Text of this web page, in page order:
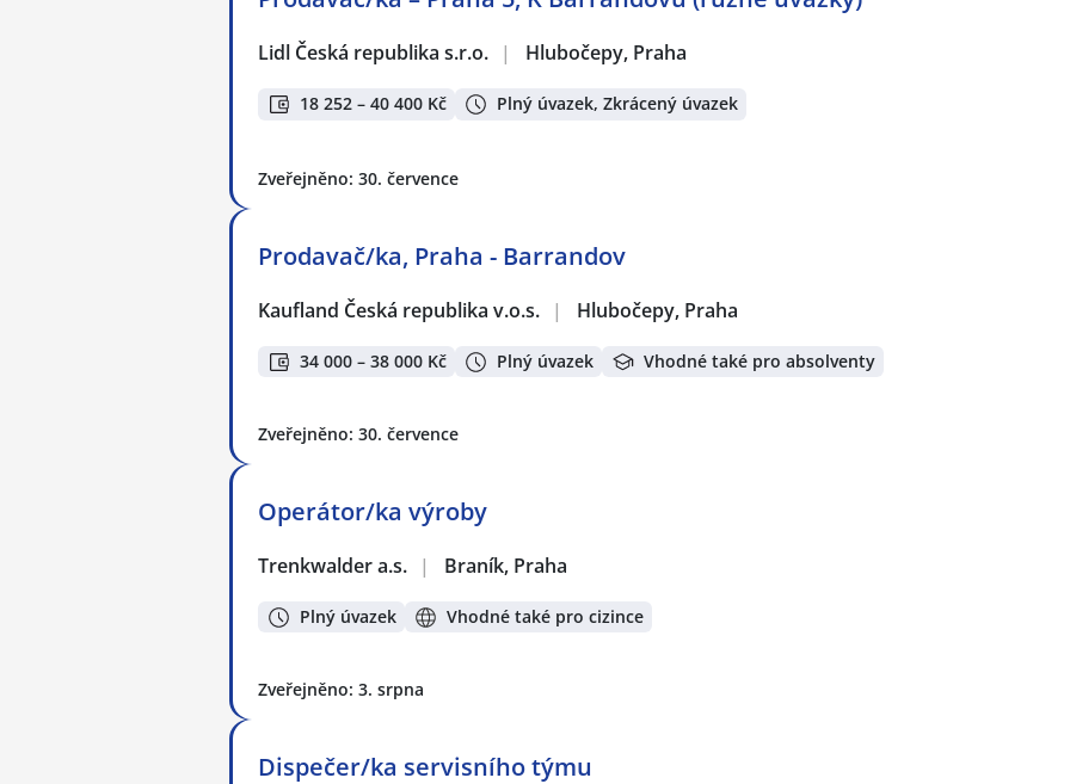
Lidl Česká republika s.r.o. | Hlubočepy, Praha
18 252 – 40 400 Kč Plný úvazek, Zkrácený úvazek
Zveřejněno: 30. července
Prodavač/ka, Praha - Barrandov
Kaufland Česká republika v.o.s. | Hlubočepy, Praha
34 000 – 38 000 Kč Plný úvazek Vhodné také pro absolventy
Zveřejněno: 30. července
Operátor/ka výroby
Trenkwalder a.s. | Braník, Praha
Plný úvazek Vhodné také pro cizince
Zveřejněno: 3. srpna
Dispečer/ka servisního týmu